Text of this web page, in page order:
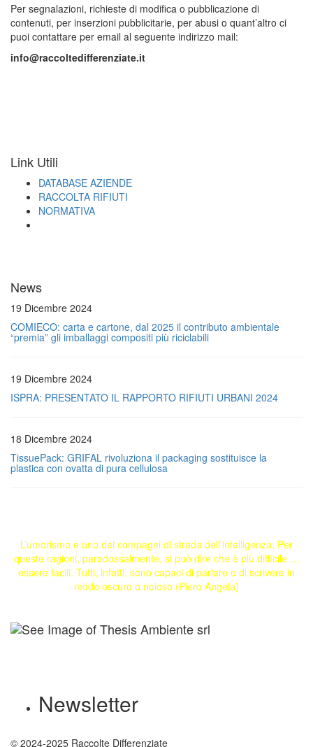
Per segnalazioni, richieste di modifica o pubblicazione di
contenuti, per inserzioni pubblicitarie, per abusi o quant’altro ci
puoi contattare per email al seguente indirizzo mail:
info@raccoltedifferenziate.it
Link Utili
DATABASE AZIENDE
RACCOLTA RIFIUTI
NORMATIVA
News
19 Dicembre 2024
COMIECO: carta e cartone, dal 2025 il contributo ambientale
“premia” gli imballaggi compositi più riciclabili
19 Dicembre 2024
ISPRA: PRESENTATO IL RAPPORTO RIFIUTI URBANI 2024
18 Dicembre 2024
TissuePack: GRIFAL rivoluziona il packaging sostituisce la
plastica con ovatta di pura cellulosa
L’umorismo è uno dei compagni di strada dell’intelligenza. Per
queste ragioni, paradossalmente, si può dire che è più difficile …
essere facili. Tutti, infatti, sono capaci di parlare o di scrivere in
modo oscuro o noioso (Piero Angela)
Newsletter
© 2024-2025 Raccolte Differenziate